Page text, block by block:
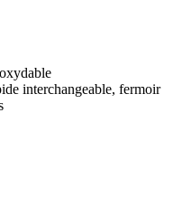
interchangeable, fermoir